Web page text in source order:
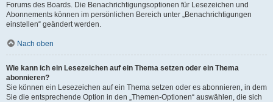
Forums des Boards. Die Benachrichtigungsoptionen für Lesezeichen und
Abonnements können im persönlichen Bereich unter „Benachrichtigungen
einstellen“ geändert werden.
Nach oben
Wie kann ich ein Lesezeichen auf ein Thema setzen oder ein Thema
abonnieren?
Sie können ein Lesezeichen auf ein Thema setzen oder es abonnieren, in dem
Sie die entsprechende Option in den „Themen-Optionen“ auswählen, die sich